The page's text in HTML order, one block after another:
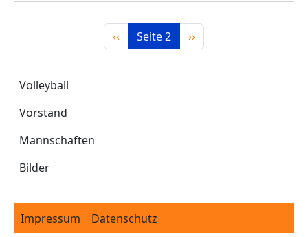
Volleyball
Volleyball
Vorstand
Mannschaften
Bilder
Seitennummerierung
Vorherige Seite
‹‹ Seite 2 Nächste Seite
››
Footer
Impressum Datenschutz